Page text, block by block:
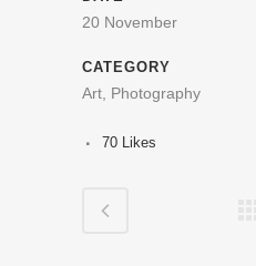
20 November
CATEGORY
Art, Photography
70 Likes